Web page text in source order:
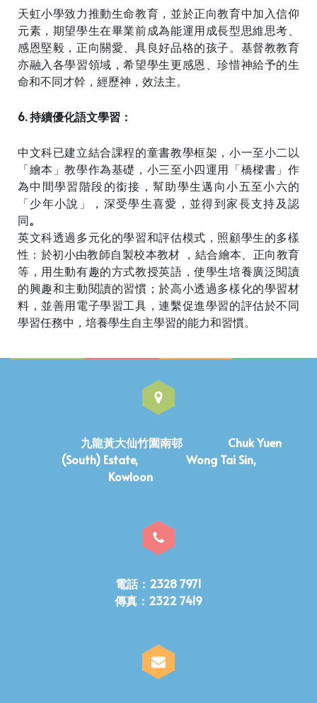
天虹小學致力推動生命教育，並於正向教育中加入信仰
元素，期望學生在畢業前成為能運用成長型思維思考、
感恩堅毅，正向關愛、具良好品格的孩子。基督教教育
亦融入各學習領域，希望學生更感恩、珍惜神給予的生
命和不同才幹，經歷神，效法主。
6. 持續優化語文學習：
中文科已建立結合課程的童書教學框架，小一至小二以
「繪本」教學作為基礎，小三至小四運用「橋樑書」作
為中間學習階段的銜接，幫助學生邁向小五至小六的
「少年小說」，深受學生喜愛，並得到家長支持及認
同。
英文科透過多元化的學習和評估模式，照顧學生的多樣
性：於初小由教師自製校本教材 ，結合繪本、正向教育
等，用生動有趣的方式教授英語，使學生培養廣泛閱讀
的興趣和主動閱讀的習慣；於高小透過多樣化的學習材
料，並善用電子學習工具，連繫促進學習的評估於不同
學習任務中，培養學生自主學習的能力和習慣。
九龍黃大仙竹園南邨 Chuk Yuen
(South) Estate, Wong Tai Sin,
Kowloon
電話：2328 7971
傳真：2322 7419